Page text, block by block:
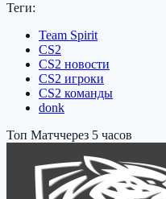
Теги:
Team Spirit
CS2
CS2 новости
CS2 игроки
CS2 команды
donk
Топ Матччерез 5 часов